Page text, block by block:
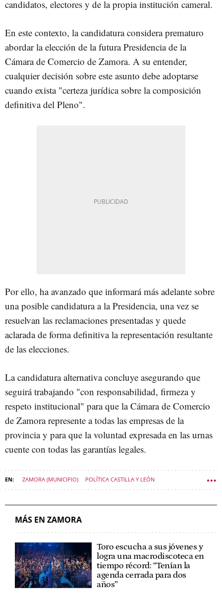
candidatos, electores y de la propia institución cameral.
En este contexto, la candidatura considera prematuro
abordar la elección de la futura Presidencia de la
Cámara de Comercio de Zamora. A su entender,
cualquier decisión sobre este asunto debe adoptarse
cuando exista "certeza jurídica sobre la composición
definitiva del Pleno".
Por ello, ha avanzado que informará más adelante sobre
una posible candidatura a la Presidencia, una vez se
resuelvan las reclamaciones presentadas y quede
aclarada de forma definitiva la representación resultante
de las elecciones.
La candidatura alternativa concluye asegurando que
seguirá trabajando "con responsabilidad, firmeza y
respeto institucional" para que la Cámara de Comercio
de Zamora represente a todas las empresas de la
provincia y para que la voluntad expresada en las urnas
cuente con todas las garantías legales.
ZAMORA (MUNICIPIO) POLÍTICA CASTILLA Y LEÓN
MÁS EN ZAMORA
Toro escucha a sus jóvenes y
logra una macrodiscoteca en
tiempo récord: “Tenían la
agenda cerrada para dos
años”